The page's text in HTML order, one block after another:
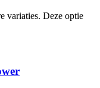
variaties. Deze optie